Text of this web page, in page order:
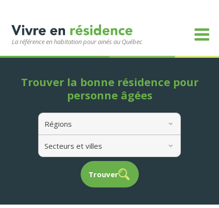
La référence en habitation pour ainés au Québec
Régions
Secteurs et villes
Trouver
Trouver la bonne résidence pour
personne âgées